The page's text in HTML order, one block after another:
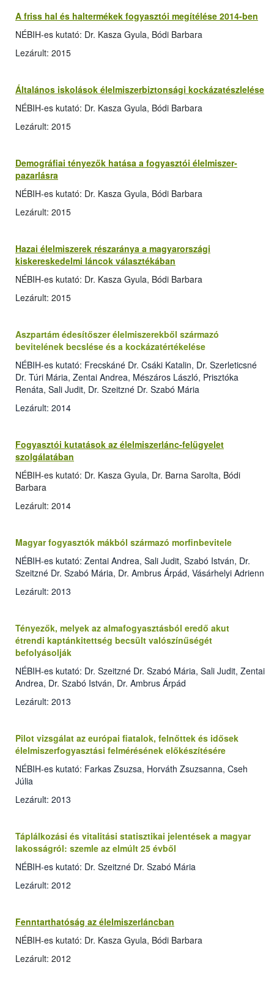
A friss hal és haltermékek fogyasztói megítélése 2014-ben
NÉBIH-es kutató: Dr. Kasza Gyula, Bódi Barbara
Lezárult: 2015
Általános iskolások élelmiszerbiztonsági kockázatészlelése
NÉBIH-es kutató: Dr. Kasza Gyula, Bódi Barbara
Lezárult: 2015
Demográfiai tényezők hatása a fogyasztói élelmiszer-
pazarlásra
NÉBIH-es kutató: Dr. Kasza Gyula, Bódi Barbara
Lezárult: 2015
Hazai élelmiszerek részaránya a magyarországi
kiskereskedelmi láncok választékában
NÉBIH-es kutató: Dr. Kasza Gyula, Bódi Barbara
Lezárult: 2015
Aszpartám édesítőszer élelmiszerekből származó
bevitelének becslése és a kockázatértékelése
NÉBIH-es kutató: Frecskáné Dr. Csáki Katalin, Dr. Szerleticsné
Dr. Túri Mária, Zentai Andrea, Mészáros László, Prisztóka
Renáta, Sali Judit, Dr. Szeitzné Dr. Szabó Mária
Lezárult: 2014
Fogyasztói kutatások az élelmiszerlánc-felügyelet
szolgálatában
NÉBIH-es kutató: Dr. Kasza Gyula, Dr. Barna Sarolta, Bódi
Barbara
Lezárult: 2014
Magyar fogyasztók mákból származó morfinbevitele
NÉBIH-es kutató: Zentai Andrea, Sali Judit, Szabó István, Dr.
Szeitzné Dr. Szabó Mária, Dr. Ambrus Árpád, Vásárhelyi Adrienn
Lezárult: 2013
Tényezők, melyek az almafogyasztásból eredő akut
étrendi kaptánkitettség becsült valószínűségét
befolyásolják
NÉBIH-es kutató: Dr. Szeitzné Dr. Szabó Mária, Sali Judit, Zentai
Andrea, Dr. Szabó István, Dr. Ambrus Árpád
Lezárult: 2013
Pilot vizsgálat az európai fiatalok, felnőttek és idősek
élelmiszerfogyasztási felmérésének előkészítésére
NÉBIH-es kutató: Farkas Zsuzsa, Horváth Zsuzsanna, Cseh
Júlia
Lezárult: 2013
Táplálkozási és vitalitási statisztikai jelentések a magyar
lakosságról: szemle az elmúlt 25 évből
NÉBIH-es kutató: Dr. Szeitzné Dr. Szabó Mária
Lezárult: 2012
Fenntarthatóság az élelmiszerláncban
NÉBIH-es kutató: Dr. Kasza Gyula, Bódi Barbara
Lezárult: 2012